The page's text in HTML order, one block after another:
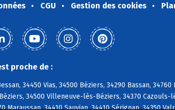
CGU Gestion des cookies
proche de :
34450 Vias, 34500 Béziers, 34290 Bassan,
34500 Villeneuve-lès-Béziers, 34370 Cazouls-
34410 Sauvian, 34410 Sérignan, 34350